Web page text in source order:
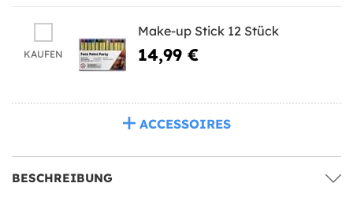
KAUFEN
Make-up Stick 12 Stück
14,99 €
ACCESSOIRES
BESCHREIBUNG